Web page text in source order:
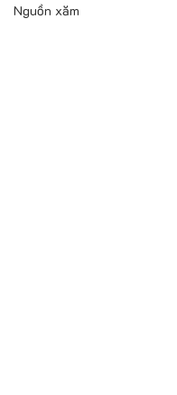
Nguồn xăm